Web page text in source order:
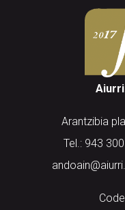
Arantzibia
Tel.: 943